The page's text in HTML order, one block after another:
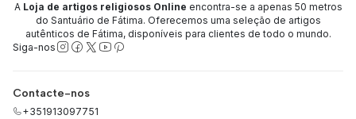
A Loja de artigos religiosos Online encontra-se a apenas 50 metros
do Santuário de Fátima. Oferecemos uma seleção de artigos
autênticos de Fátima, disponíveis para clientes de todo o mundo.
Siga-nos
Contacte-nos
+351913097751